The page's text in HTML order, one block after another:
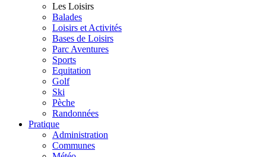
Les Loisirs
Balades
Loisirs et Activités
Bases de Loisirs
Parc Aventures
Sports
Equitation
Golf
Ski
Pèche
Randonnées
Pratique
Administration
Communes